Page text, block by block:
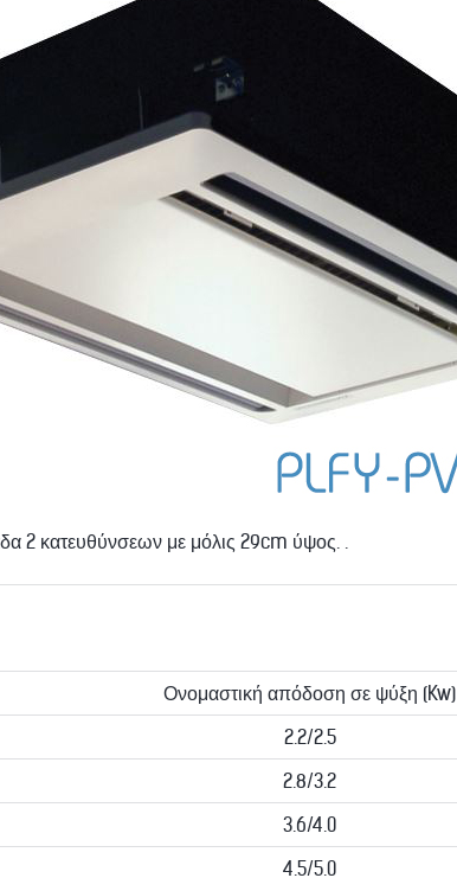
2 κατευθύνσεων με μόλις 29cm ύψος. .
Ονομαστική απόδοση σε ψύξη (Kw)
2.2/2.5
2.8/3.2
3.6/4.0
4.5/5.0